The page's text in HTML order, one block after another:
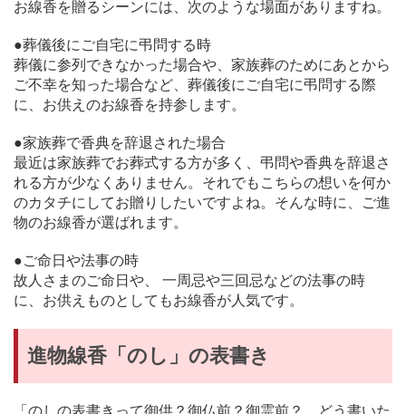
お線香を贈るシーンには、次のような場面がありますね。
●葬儀後にご自宅に弔問する時
葬儀に参列できなかった場合や、家族葬のためにあとから
ご不幸を知った場合など、葬儀後にご自宅に弔問する際
に、お供えのお線香を持参します。
●家族葬で香典を辞退された場合
最近は家族葬でお葬式する方が多く、弔問や香典を辞退さ
れる方が少なくありません。それでもこちらの想いを何か
のカタチにしてお贈りしたいですよね。そんな時に、ご進
物のお線香が選ばれます。
●ご命日や法事の時
故人さまのご命日や、 一周忌や三回忌などの法事の時
に、お供えものとしてもお線香が人気です。
進物線香「のし」の表書き
「のしの表書きって御供？御仏前？御霊前？ どう書いた